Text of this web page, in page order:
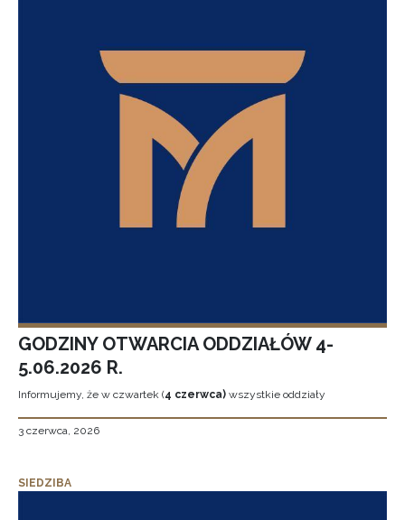
GODZINY OTWARCIA ODDZIAŁÓW 4-
5.06.2026 R.
Informujemy, że w czwartek (4 czerwca) wszystkie oddziały
3 czerwca, 2026
SIEDZIBA